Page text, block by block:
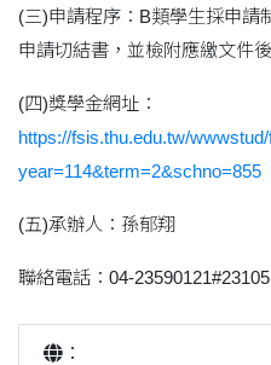
(三)申請程序：B類學生採申請
申請切結書，並檢附應繳文件
(四)獎學金網址：
https://fsis.thu.edu.tw/
year=114&term=2&schno=855
(五)承辦人：孫郁翔
聯絡電話：04-23590121#23105
：